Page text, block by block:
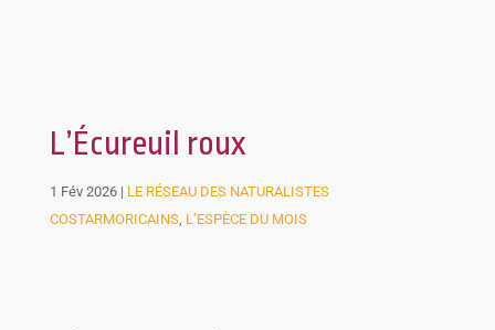
L’Écureuil roux
1 Fév 2026| LE RÉSEAU DES NATURALISTES
COSTARMORICAINS, L’ESPÈCE DU MOIS